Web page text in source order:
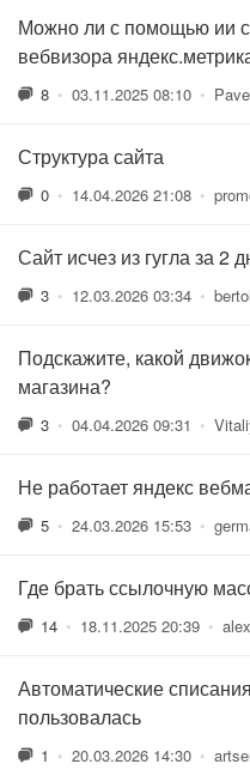
Можно ли с помощью ии
вебвизора
8 • 03.11.2025 08:10 •
Структура сайта
0 • 14.04.2026 21:08 •
Сайт исчез из гугла за 2
3 • 12.03.2026 03:34 •
Подскажите, какой
магазина?
3 • 04.04.2026 09:31 •
Не работает яндекс
5 • 24.03.2026 15:53 •
Где брать ссылочную
14 • 18.11.2025 20:39 •
Автоматические
пользовалась
1 • 20.03.2026 14:30 •